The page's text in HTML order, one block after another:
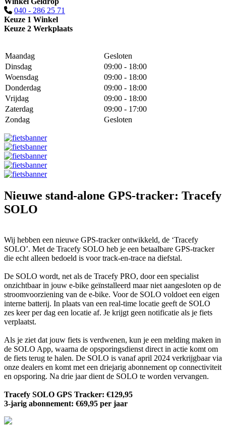
040 - 286 25 71
Keuze 1 Winkel
Keuze 2 Werkplaats
Maandag
Gesloten
Dinsdag
09:00 - 18:00
Woensdag
09:00 - 18:00
Donderdag
09:00 - 18:00
Vrijdag
09:00 - 18:00
Zaterdag
09:00 - 17:00
Zondag
Gesloten
Nieuwe stand-alone GPS-tracker: Tracefy
SOLO
Wij hebben een nieuwe GPS-tracker ontwikkeld, de ‘Tracefy
SOLO’. Met de Tracefy SOLO heb je een betaalbare GPS-tracker
die echt alleen bedoeld is voor track-en-trace na diefstal.
De SOLO wordt, net als de Tracefy PRO, door een specialist
onzichtbaar in jouw e-bike geïnstalleerd maar niet aangesloten op de
stroomvoorziening van de e-bike. Voor de SOLO voldoet een eigen
interne batterij. In plaats van een real-time locatie geeft de SOLO
zes keer per dag een locatie af. Je krijgt geen notificatie als je fiets
verplaatst.
Als je ziet dat jouw fiets is verdwenen, kun je een melding maken in
de SOLO App, waarna de opsporingsdienst direct in actie komt om
de fiets terug te halen. De SOLO is vanaf april 2024 verkrijgbaar via
onze dealers en komt met een driejarig abonnement op connectiviteit
en opsporing. Na drie jaar dient de SOLO te worden vervangen.
Tracefy SOLO GPS Tracker: €129,95
3-jarig abonnement: €69,95 per jaar